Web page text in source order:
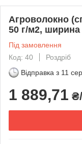
Агроволокно
50 г/м2,
Під замовлення
Код: 40
Роздріб
Відправка з 11
1 889,71